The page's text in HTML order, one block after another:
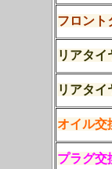
フロン
リアタイ
リアタイ
オイ
プラ